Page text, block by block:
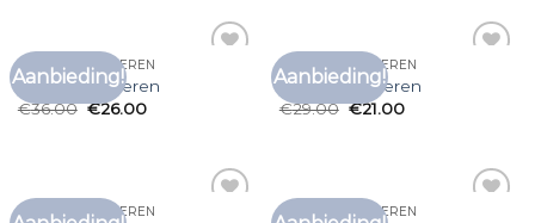
Aanbieding!
BOSS T SHIRT HEREN
boss t shirt heren
€36.00 €26.00
Aanbieding!
BOSS T SHIRT HEREN
boss t shirt heren
€29.00 €21.00
BOSS T SHIRT HEREN BOSS T SHIRT HEREN